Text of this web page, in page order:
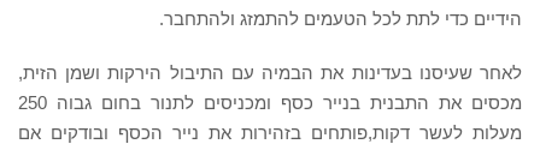
הידיים כדי לתת לכל הטעמים להתמזג ולהתחבר.
לאחר שעיסנו בעדינות את הבמיה עם התיבול הירקות ושמן הזית,
מכסים את התבנית בנייר כסף ומכניסים לתנור בחום גבוה 250
מעלות לעשר דקות,פותחים בזהירות את נייר הכסף ובודקים אם